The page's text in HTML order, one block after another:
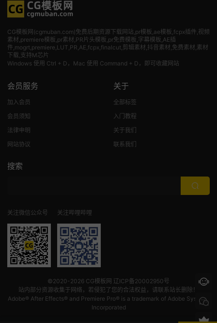
CG模板网(cgmuban.com)免费后期资源下载网站,pr模板,ae模板,fcpx插件,视频
素材 ,premiere模板,pr素材,PR片头模板,pr免费模板,字幕模板,AE插
件,mogrt,premiere,LUT,PR,AE,fcpx,finalcut,剪辑素材,抖音素材,免费素材,素材
下载,支持M芯片
Windows 使用 Ctrl + D，Mac 使用 Command + D，即可收藏网站
会员服务
加入会员
会员须知
法律申明
网站协议
关于
全部标签
入门教程
关于我们
联系我们
搜索
关注微信公众号 关注哔哩哔哩
©2020-2026 CG模板网 辽ICP备20002950号
站内部分资源收集于网络，若侵犯了您的合法权益，请联系站长删除！
Adobe® After Effects® and Premiere Pro® is a trademark of Adobe Systems
Incorporated